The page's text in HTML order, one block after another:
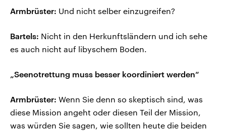
Armbrüster: Und nicht selber einzugreifen?
Bartels: Nicht in den Herkunftsländern und ich sehe
es auch nicht auf libyschem Boden.
„Seenotrettung muss besser koordiniert werden“
Armbrüster: Wenn Sie denn so skeptisch sind, was
diese Mission angeht oder diesen Teil der Mission,
was würden Sie sagen, wie sollten heute die beiden